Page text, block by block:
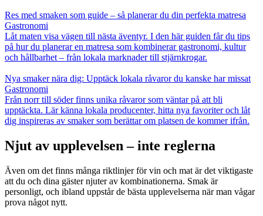
Res med smaken som guide – så planerar du din perfekta matresa
Gastronomi
Låt maten visa vägen till nästa äventyr. I den här guiden får du tips
på hur du planerar en matresa som kombinerar gastronomi, kultur
och hållbarhet – från lokala marknader till stjärnkrogar.
Nya smaker nära dig: Upptäck lokala råvaror du kanske har missat
Gastronomi
Från norr till söder finns unika råvaror som väntar på att bli
upptäckta. Lär känna lokala producenter, hitta nya favoriter och låt
dig inspireras av smaker som berättar om platsen de kommer ifrån.
Njut av upplevelsen – inte reglerna
Även om det finns många riktlinjer för vin och mat är det viktigaste
att du och dina gäster njuter av kombinationerna. Smak är
personligt, och ibland uppstår de bästa upplevelserna när man vågar
prova något nytt.